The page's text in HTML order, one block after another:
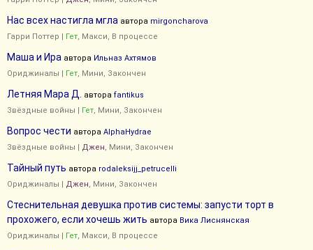
Нас всех настигла мгла автора mirgoncharova
Гарри Поттер | Гет, Макси, В процессе
Маша и Ира автора Ильназ Ахтямов
Ориджиналы | Гет, Мини, Закончен
Летняя Мара Д. автора fantikus
Звёздные войны | Гет, Мини, Закончен
Вопрос чести автора AlphaHydrae
Звёздные войны | Джен, Мини, Закончен
Тайный путь автора rodaleksijj_petrucelli
Ориджиналы | Джен, Мини, Закончен
Стеснительная девушка против системы: запусти торт в
прохожего, если хочешь жить автора Вика Лиснянская
Ориджиналы | Гет, Макси, В процессе